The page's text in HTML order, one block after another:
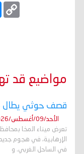
C
o
مواضيع قد
قصف حوثي يطال
الأحد/09/أغسطس/2026 - 11:54 ص
تعرض ميناء المخا
الإرهابية، في هجوم جديد
في الساحل الغربي. و